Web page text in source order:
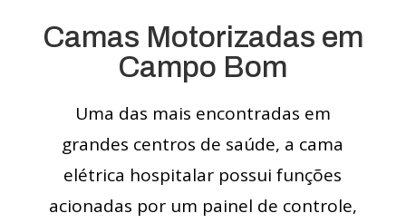
Camas Motorizadas em
Campo Bom
Uma das mais encontradas em
grandes centros de saúde, a cama
elétrica hospitalar possui funções
acionadas por um painel de controle,